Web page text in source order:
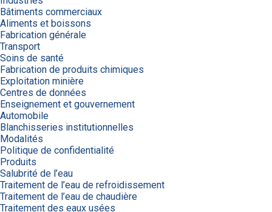
Bâtiments commerciaux
Aliments et boissons
Fabrication générale
Transport
Soins de santé
Fabrication de produits chimiques
Exploitation minière
Centres de données
Enseignement et gouvernement
Automobile
Blanchisseries institutionnelles
Modalités
Politique de confidentialité
Produits
Salubrité de l’eau
Traitement de l’eau de refroidissement
Traitement de l’eau de chaudière
Traitement des eaux usées